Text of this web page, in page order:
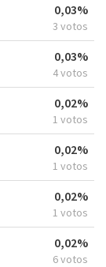
0,03%
3 votos
0,03%
4 votos
0,02%
1 votos
0,02%
1 votos
0,02%
1 votos
0,02%
6 votos